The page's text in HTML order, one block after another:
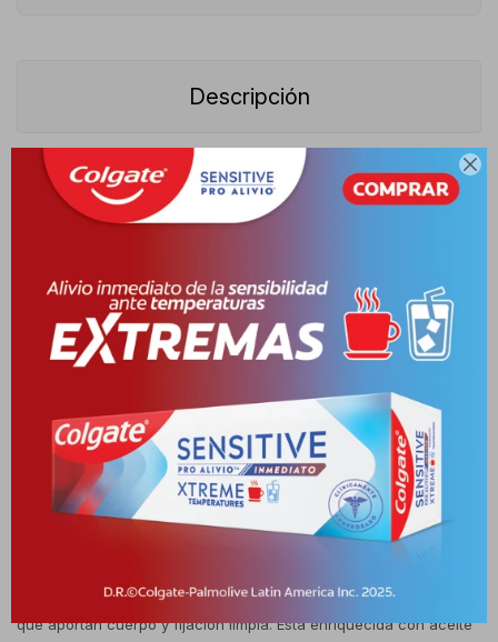

Descripción
La máscara de pestañas Maybelline Colossal Bubble Lavable,
identificada por sus siglas WSH (Washable) en tono Black, es un
con efecto burbuja combinada con un cepillo peine inflador de
cerdas profundas, estructurado para elevar y separar cada
pestaña sin dejar grumos ni sensación de pesadez. Proporciona
pestañas desde la raíz hasta las puntas. Al ser una versión
lavable de larga duración, está pensada para ofrecer una mirada
abierta, ligera e impecable durante todo el día, garantizando al
mismo tiempo una remoción rápida y suave al final de la jornada
sin maltratar los ojos. Composición Su fórmula ligera de base
acuosa contiene un balance de ceras y agentes
(cera alba), cera carnauba, cera de salvado de arroz y caolín,
que aportan cuerpo y fijación limpia. Está enriquecida con aceite